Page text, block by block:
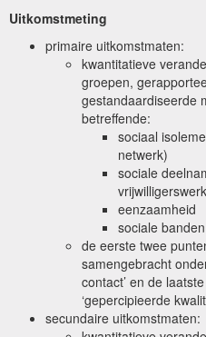
Uitkomstmeting
primaire uitkomstmaten:
kwantitatieve
groepen,
gestandaardiseerde
betreffende:
sociaal
netwerk)
sociale
eenzaamheid
sociale banden
de eerste twee
samengebracht
contact’ en de
‘gepercipieerde
secundaire uitkomstmaten: